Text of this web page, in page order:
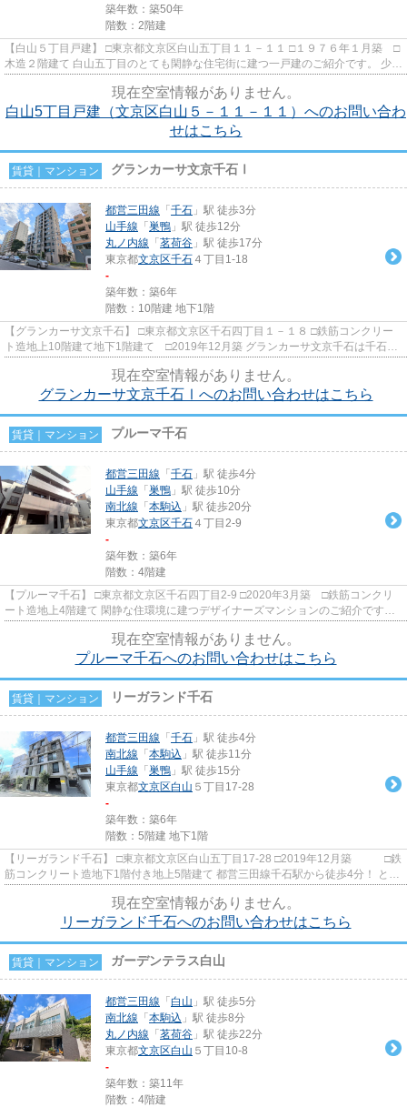
築年数：築50年
階数：2階建
【白山５丁目戸建】 □東京都文京区白山五丁目１１－１１ □１９７６年１月築 □
木造２階建て 白山五丁目のとても閑静な住宅街に建つ一戸建のご紹介です。 少し
現在空室情報がありません。
白山5丁目戸建（文京区白山５－１１－１１）へのお問い合わ
せはこちら
賃貸｜マンション グランカーサ文京千石Ⅰ
都営三田線 「 千石 」駅 徒歩3分
山手線 「 巣鴨 」駅 徒歩12分
丸ノ内線 「 茗荷谷 」駅 徒歩17分
東京都文京区千石 ４丁目1-18
-
築年数：築6年
階数：10階建 地下1階
【グランカーサ文京千石】 □東京都文京区千石四丁目１－１８ □鉄筋コンクリー
ト造地上10階建て地下1階建て □2019年12月築 グランカーサ文京千石は千石駅
現在空室情報がありません。
グランカーサ文京千石Ⅰへのお問い合わせはこちら
賃貸｜マンション プルーマ千石
都営三田線 「 千石 」駅 徒歩4分
山手線 「 巣鴨 」駅 徒歩10分
南北線 「 本駒込 」駅 徒歩20分
東京都文京区千石 ４丁目2-9
-
築年数：築6年
階数：4階建
【プルーマ千石】 □東京都文京区千石四丁目2-9 □2020年3月築 □鉄筋コンクリ
ート造地上4階建て 閑静な住環境に建つデザイナーズマンションのご紹介です！
現在空室情報がありません。
プルーマ千石へのお問い合わせはこちら
賃貸｜マンション リーガランド千石
都営三田線 「 千石 」駅 徒歩4分
南北線 「 本駒込 」駅 徒歩11分
山手線 「 巣鴨 」駅 徒歩15分
東京都文京区白山 ５丁目17-28
-
築年数：築6年
階数：5階建 地下1階
【リーガランド千石】 □東京都文京区白山五丁目17-28 □2019年12月築 □鉄
筋コンクリート造地下1階付き地上5階建て 都営三田線千石駅から徒歩4分！ とて
現在空室情報がありません。
リーガランド千石へのお問い合わせはこちら
賃貸｜マンション ガーデンテラス白山
都営三田線 「 白山 」駅 徒歩5分
南北線 「 本駒込 」駅 徒歩8分
丸ノ内線 「 茗荷谷 」駅 徒歩22分
東京都文京区白山 ５丁目10-8
-
築年数：築11年
階数：4階建